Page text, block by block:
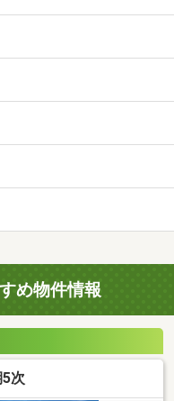
め物件情報
次